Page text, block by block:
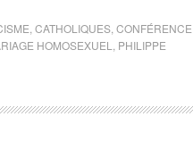
CATHOLIQUES CONFÉRENCE
HOMOSEXUEL
PHILIPPE